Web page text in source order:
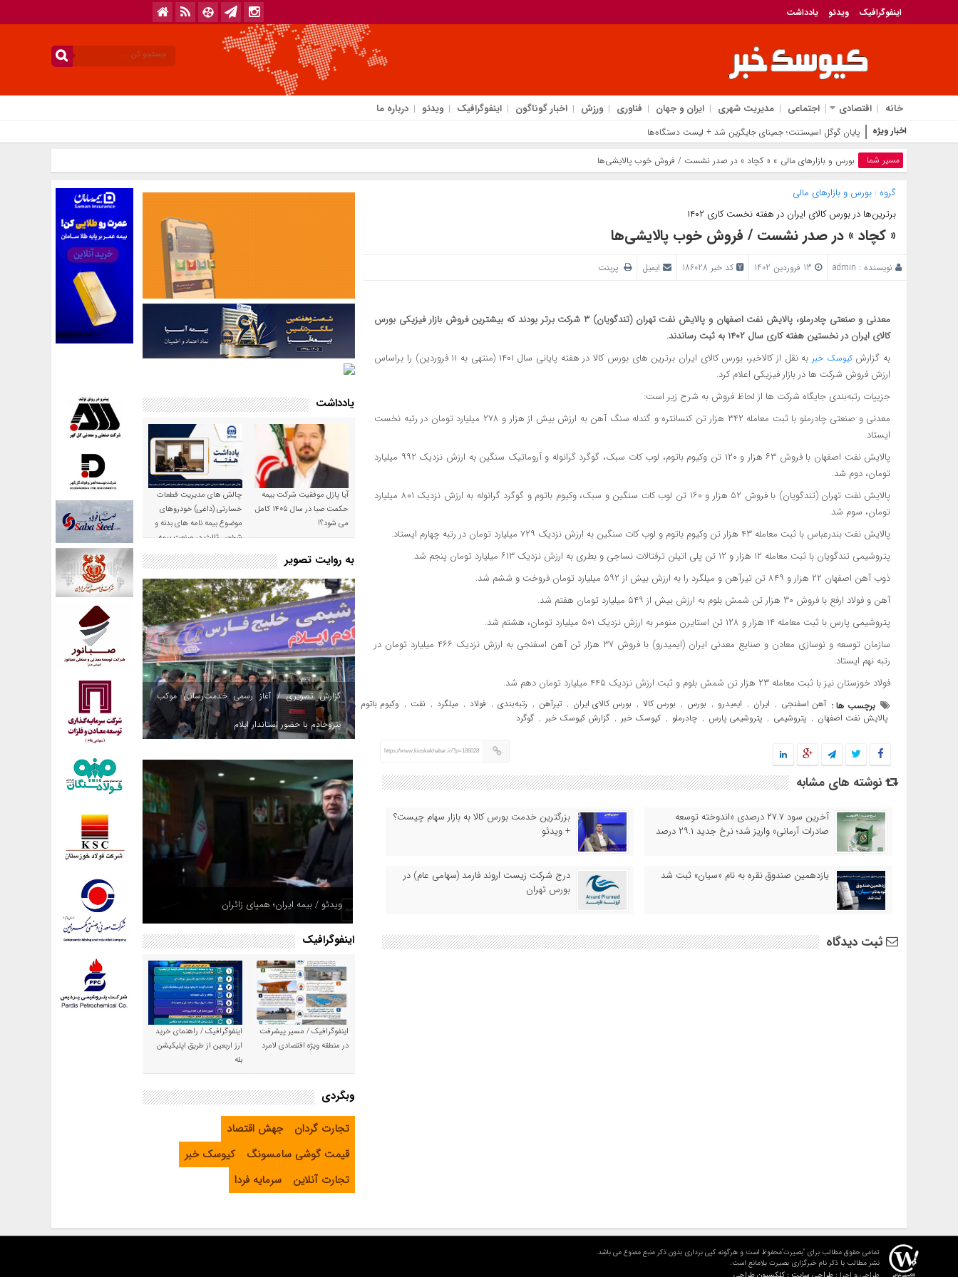
اینفوگرافیک ویدئو یادداشت
خانه اقتصادی اجتماعی مدیریت شهری ایران و جهان فناوری ورزش اخبار گوناگون اینفوگرافیک ویدئو درباره ما
اخبار ویژه پایان گوگل اسیستنت؛ جمینای جایگزین شد + لیست دستگاه‌ها
مسیر شما بورس و بازار‌های مالی » « کچاد » در صدر نشست / فروش خوب پالایشی‌ها
گروه :بورس و بازار‌های مالی
برترین‌ها در بورس کالای ایران در هفته نخست کاری ۱۴۰۲
« کچاد » در صدر نشست / فروش خوب پالایشی‌ها
نویسنده : admin کد خبر 186028 ایمیل پرینت
معدنی و صنعتی چادرملو، پالایش نفت اصفهان و پالایش نفت تهران (تندگویان) ۳ شرکت برتر بودند که بیشترین فروش بازار فیزیکی بورس
کالای ایران در نخستین هفته کاری سال ۱۴۰۲ به ثبت رساندند.
به گزارشکیوسک خبر
به نقل از کالاخبر، بورس کالای ایران برترین های بورس کالا در هفته پایانی سال ۱۴۰۱ (منتهی به ۱۱ فروردین) را براساس
ارزش فروش شرکت ها در بازار فیزیکی اعلام کرد.
جزییات رتبه‌بندی جایگاه شرکت ها از لحاظ فروش به شرح زیر است:
معدنی و صنعتی چادرملو با ثبت معامله ۳۴۲ هزار تن کنسانتره و گندله سنگ آهن به ارزش بیش از هزار و ۲۷۸ میلیارد تومان در رتبه نخست
ایستاد.
پالایش نفت اصفهان با فروش ۶۳ هزار و ۱۲۰ تن وکیوم باتوم، لوب کات سبک، گوگرد گرانوله و آروماتیک سنگین به ارزش نزدیک ۹۹۲ میلیارد
تومان، دوم شد.
پالایش نفت تهران (تندگویان) با فروش ۵۲ هزار و ۱۶۰ تن لوب کات سنگین و سبک، وکیوم باتوم و گوگرد گرانوله به ارزش نزدیک ۸۰۱ میلیارد
تومان، سوم شد.
پالایش نفت بندرعباس با ثبت معامله ۴۳ هزار تن وکیوم باتوم و لوب کات سنگین به ارزش نزدیک ۷۲۹ میلیارد تومان در رتبه چهارم ایستاد.
پتروشیمی تندگویان با ثبت معامله ۱۲ هزار و ۱۲ تن پلی اتیلن ترفتالات نساجی و بطری به ارزش نزدیک ۶۱۳ میلیارد تومان پنجم شد.
ذوب آهن اصفهان ۲۲ هزار و ۸۴۹ تن تیرآهن و میلگرد را به ارزش بیش از ۵۹۲ میلیارد تومان فروخت و ششم شد.
آهن و فولاد ارفع با فروش ۳۰ هزار تن شمش بلوم به ارزش بیش از ۵۴۹ میلیارد تومان هفتم شد.
پتروشیمی پارس با ثبت معامله ۱۴ هزار و ۱۲۸ تن استایرن منومر به ارزش نزدیک ۵۰۱ میلیارد تومان، هشتم شد.
سازمان توسعه و نوسازی معادن و صنایع معدنی ایران (ایمیدرو) با فروش ۳۷ هزار تن آهن اسفنجی به ارزش نزدیک ۴۶۶ میلیارد تومان در
رتبه نهم ایستاد.
فولاد خوزستان نیز با ثبت معامله ۲۳ هزار تن شمش بلوم و ثبت ارزش نزدیک ۴۴۵ میلیارد تومان دهم شد.
برچسب ها : آهن اسفنجی , ایران , ایمیدرو , بورس , بورس کالا , بورس کالای ایران , تیرآهن , رتبه‌بندی , فولاد , میلگرد , نفت , وکیوم باتوم ,
پالایش نفت اصفهان , پتروشیمی , پتروشیمی پارس , چادرملو , کیوسک خبر , گزارش کیوسک خبر , گوگرد
https://www.kioskekhabar.ir/?p=186028
نوشته های مشابه
آخرین سود ۲۷.۷ درصدی «اندوخته توسعه
صادرات آرمانی» واریز شد؛ نرخ جدید ۲۹.۱ درصد
بزرگترین خدمت بورس کالا به بازار سهام چیست؟
+ ویدئو
یازدهمین صندوق نقره به نام «سیان» ثبت شد
درج شرکت زیست اروند فارمد (سهامی عام) در
بورس تهران
ثبت دیدگاه
یادداشت
آیا پازل موفقیت شرکت بیمه
حکمت صبا در سال ۱۴۰۵ کامل
می شود؟!
چالش های مدیریت قطعات
خسارتی (داغی) خودروهای
موضوع بیمه نامه های بدنه و
شخص ثالث در صنعت بیمه
به روایت تصویر
گزارش تصویری / آغاز رسمی خدمت‌رسانی موکب
پتروخادم با حضور استاندار ایلام
ویدئو / بیمه ایران؛ همپای زائران
اینفوگرافیک
اینفوگرافیک / مسیر پیشرفت
در منطقه ویژه اقتصادی لامرد
اینفوگرافیک / راهنمای خرید
ارز اربعین از طریق اپلیکیشن
بله
وبگردی
تجارت گردان
جهش اقتصاد
قیمت گوشی سامسونگ
کیوسک خبر
تجارت آنلاین
سرمایه فردا
تمامی حقوق مطالب برای "بصیرت"محفوظ است و هرگونه کپی برداری بدون ذکر منبع ممنوع می باشد.
نشر مطالب با ذکر نام خبرگزاری بصیرت بلامانع است.